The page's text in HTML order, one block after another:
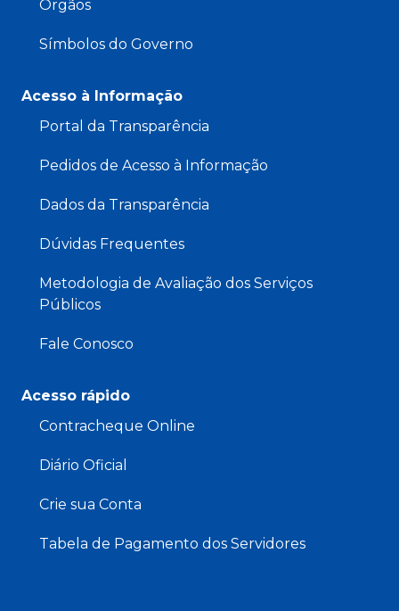
Órgãos
Símbolos do Governo
Acesso à Informação
Portal da Transparência
Pedidos de Acesso à Informação
Dados da Transparência
Dúvidas Frequentes
Metodologia de Avaliação dos Serviços
Públicos
Fale Conosco
Acesso rápido
Contracheque Online
Diário Oficial
Crie sua Conta
Tabela de Pagamento dos Servidores